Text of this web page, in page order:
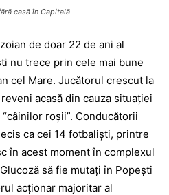
casă în Capitală
de doar 22 de ani al
nu trece prin cele mai bune
cel Mare. Jucătorul crescut la
acasă din cauza situaţiei
roşii”. Conducătorii
ca cei 14 fotbalişti, printre
în acest moment în complexul
să fie mutaţi în Popeşti
acţionar majoritar al